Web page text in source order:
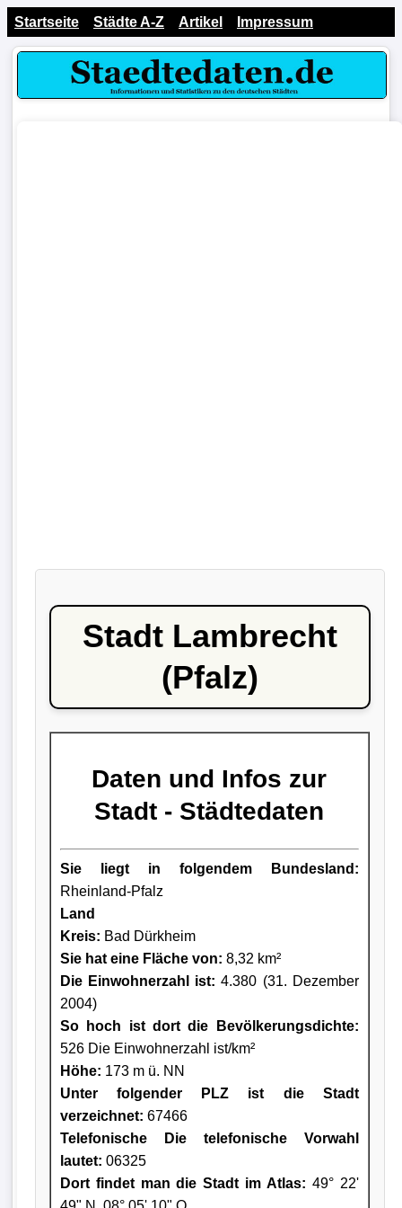
Startseite Städte A-Z Artikel Impressum
Stadt Lambrecht
(Pfalz)
Daten und Infos zur
Stadt - Städtedaten
Sie liegt in folgendem Bundesland:
Rheinland-Pfalz
Land
Kreis: Bad Dürkheim
Sie hat eine Fläche von: 8,32 km²
Die Einwohnerzahl ist: 4.380 (31. Dezember
2004)
So hoch ist dort die Bevölkerungsdichte:
526 Die Einwohnerzahl ist/km²
Höhe: 173 m ü. NN
Unter folgender PLZ ist die Stadt
verzeichnet: 67466
Telefonische Die telefonische Vorwahl
lautet: 06325
Dort findet man die Stadt im Atlas: 49° 22'